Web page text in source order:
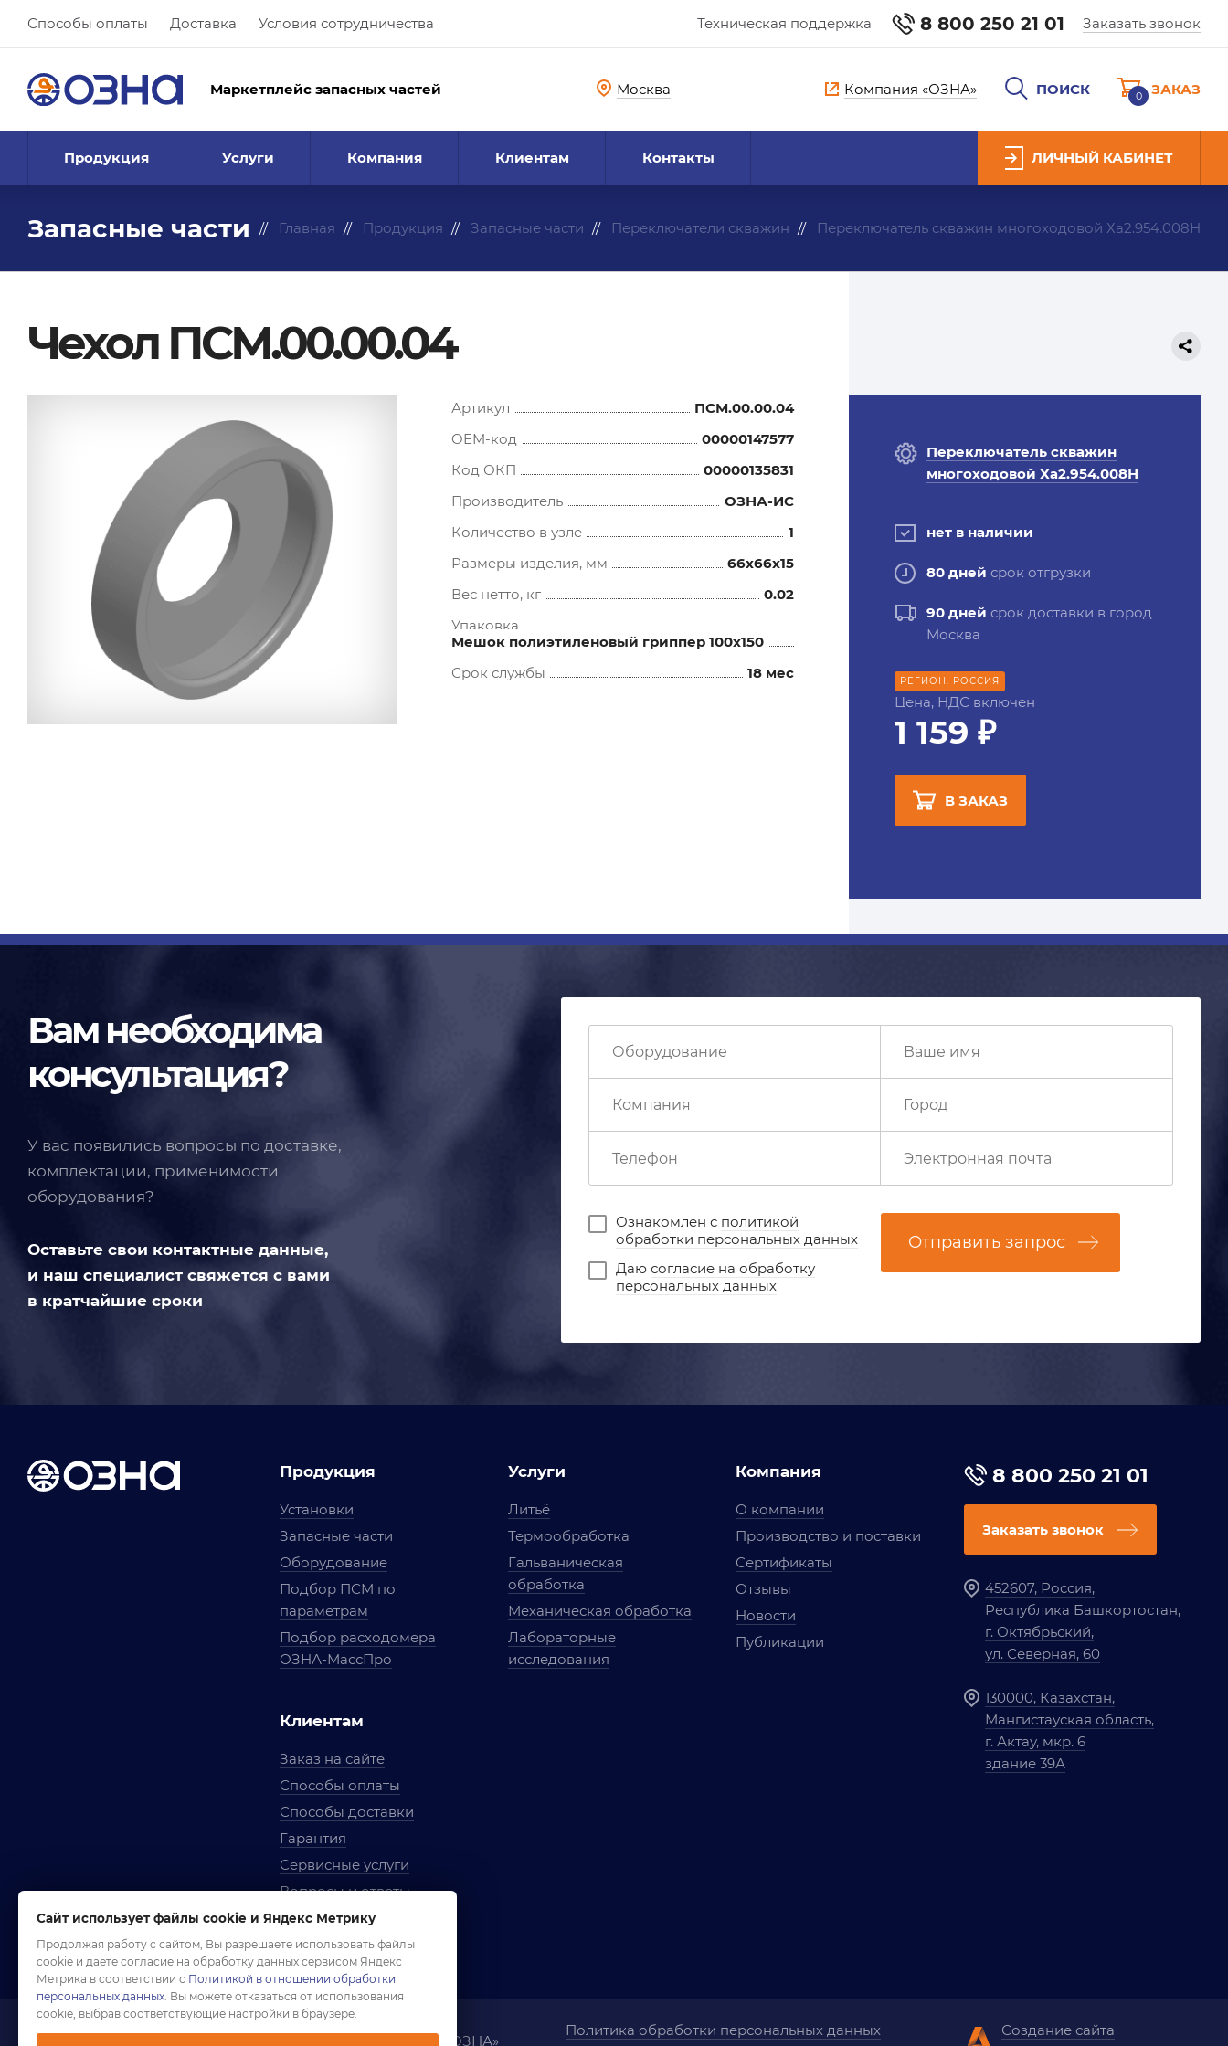
Способы оплаты Доставка Условия сотрудничества Техническая поддержка 8 800 250 21 01 Заказать звонок
Маркетплейс запасных частей Москва Компания «ОЗНА» ПОИСК 0 ЗАКАЗ
Продукция Услуги Компания Клиентам Контакты ЛИЧНЫЙ КАБИНЕТ
Запасные части Главная Продукция Запасные части Переключатели скважин Переключатель скважин многоходовой Ха2.954.008Н
Чехол ПСМ.00.00.04
Артикул
ПСМ.00.00.04
OEM-код
00000147577
Код ОКП
00000135831
Производитель
ОЗНА-ИС
Количество в узле
1
Размеры изделия, мм
66x66x15
Вес нетто, кг
0.02
Упаковка
Мешок полиэтиленовый гриппер 100х150
Срок службы
18 мес
Переключатель скважин
многоходовой Ха2.954.008Н
нет в наличии
80 дней срок отгрузки
90 дней срок доставки в город
Москва
РЕГИОН: РОССИЯ
Цена, НДС включен
1 159 ₽
В ЗАКАЗ
Вам необходима
консультация?
У вас появились вопросы по доставке,
комплектации, применимости
оборудования?
Оставьте свои контактные данные,
и наш специалист свяжется с вами
в кратчайшие сроки
Ознакомлен с политикой
обработки персональных данных
Даю согласие на обработку
персональных данных
Отправить запрос
Продукция
Установки
Запасные части
Оборудование
Подбор ПСМ по
параметрам
Подбор расходомера
ОЗНА-МассПро
Клиентам
Заказ на сайте
Способы оплаты
Способы доставки
Гарантия
Сервисные услуги
Вопросы и ответы
Условия сотрудничества
Правила использования
Услуги
Литьё
Термообработка
Гальваническая
обработка
Механическая обработка
Лабораторные
исследования
Компания
О компании
Производство и поставки
Сертификаты
Отзывы
Новости
Публикации
8 800 250 21 01
Заказать звонок
452607, Россия,
Республика Башкортостан,
г. Октябрьский,
ул. Северная, 60
130000, Казахстан,
Мангистауская область,
г. Актау, мкр. 6
здание 39А
Компания «ОЗНА»
Политика обработки персональных данных
Создание сайта
Сайт использует файлы cookie и Яндекс Метрику
Продолжая работу с сайтом, Вы разрешаете использовать файлы
cookie и даете согласие на обработку данных сервисом Яндекс
Метрика в соответствии с Политикой в отношении обработки
персональных данных. Вы можете отказаться от использования
cookie, выбрав соответствующие настройки в браузере.